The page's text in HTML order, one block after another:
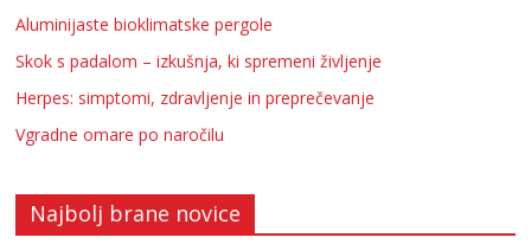
Aluminijaste bioklimatske pergole
Skok s padalom – izkušnja, ki spremeni življenje
Herpes: simptomi, zdravljenje in preprečevanje
Vgradne omare po naročilu
Najbolj brane novice